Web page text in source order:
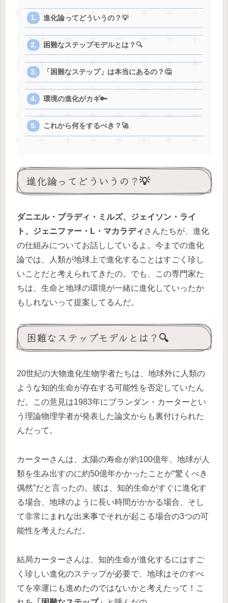
進化論ってどういうの？💡
困難なステップモデルとは？🔍
「困難なステップ」は本当にあるの？🤔
環境の進化がカギ🔑
これから何をするべき？🚀
進化論ってどういうの？💡
ダニエル・ブラディ・ミルズ、ジェイソン・ライ
ト、ジェニファー・L・マカラディ さんたちが、進化
の仕組みについてお話ししているよ。今までの進化
論では、人類が地球上で進化することはすごく珍し
いことだと考えられてきたの。でも、この専門家た
ちは、生命と地球の環境が一緒に進化していったか
もしれないって提案してるんだ。
困難なステップモデルとは？🔍
20世紀の大物進化生物学者たちは、地球外に人類の
ような知的生命が存在する可能性を否定していたん
だ。この意見は1983年にブランダン・カーターとい
う理論物理学者が発表した論文からも裏付けられた
んだって。
カーターさんは、太陽の寿命が約100億年、地球が人
類を生み出すのに約50億年かかったことが“驚くべき
偶然”だと言ったの。彼は、知的生命がすぐに進化す
る場合、地球のように長い時間がかかる場合、そし
て非常にまれな出来事でそれが起こる場合の3つの可
能性を考えたんだ。
結局カーターさんは、知的生命が進化するにはすご
く珍しい進化のステップが必要で、地球はそのすべ
てを幸運にも進めたのではないかと考えたって！こ